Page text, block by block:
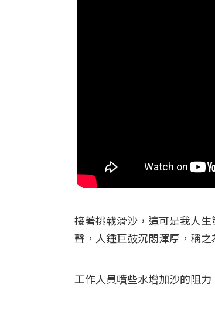
接著挑戰滑沙，這可是我人
聲，人鍾巨鼓沉悶渾厚，稱
工作人員噴些水增加沙的阻